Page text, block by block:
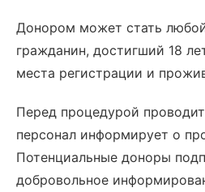
Донором может стать
гражданин, достигший 18
места регистрации и
Перед процедурой
персонал информирует о
Потенциальные доноры
добровольное